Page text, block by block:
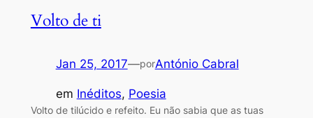
Volto de ti
Jan 25, 2017—porAntónio Cabral
em Inéditos, Poesia
Volto de tilúcido e refeito. Eu não sabia que as tuas